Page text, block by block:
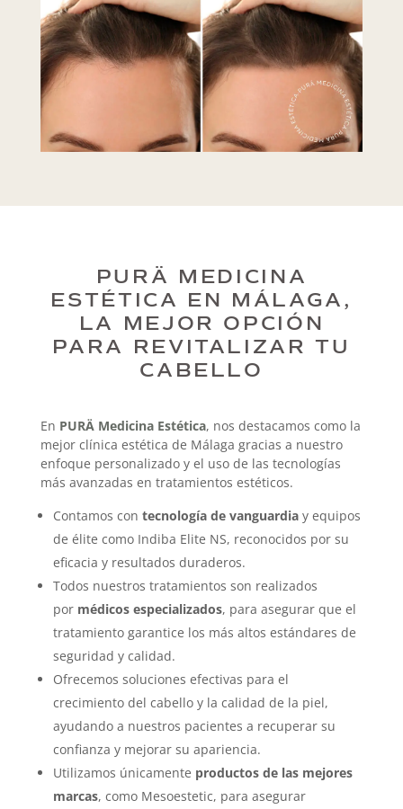
PURÄ MEDICINA
ESTÉTICA EN MÁLAGA,
LA MEJOR OPCIÓN
PARA REVITALIZAR TU
CABELLO
En PURÄ Medicina Estética, nos destacamos como la
mejor clínica estética de Málaga gracias a nuestro
enfoque personalizado y el uso de las tecnologías
más avanzadas en tratamientos estéticos.
Contamos con tecnología de vanguardiay equipos
de élite como Indiba Elite NS, reconocidos por su
eficacia y resultados duraderos.
Todos nuestros tratamientos son realizados
por médicos especializados, para asegurar que el
tratamiento garantice los más altos estándares de
seguridad y calidad.
Ofrecemos soluciones efectivas para el
crecimiento del cabello y la calidad de la piel,
ayudando a nuestros pacientes a recuperar su
confianza y mejorar su apariencia.
Utilizamos únicamente productos de las mejores
marcas, como Mesoestetic, para asegurar